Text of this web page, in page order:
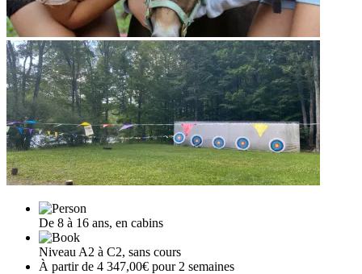
De 8 à 16 ans, en cabins
Niveau A2 à C2, sans cours
À partir de 4 347,00€ pour 2 semaines